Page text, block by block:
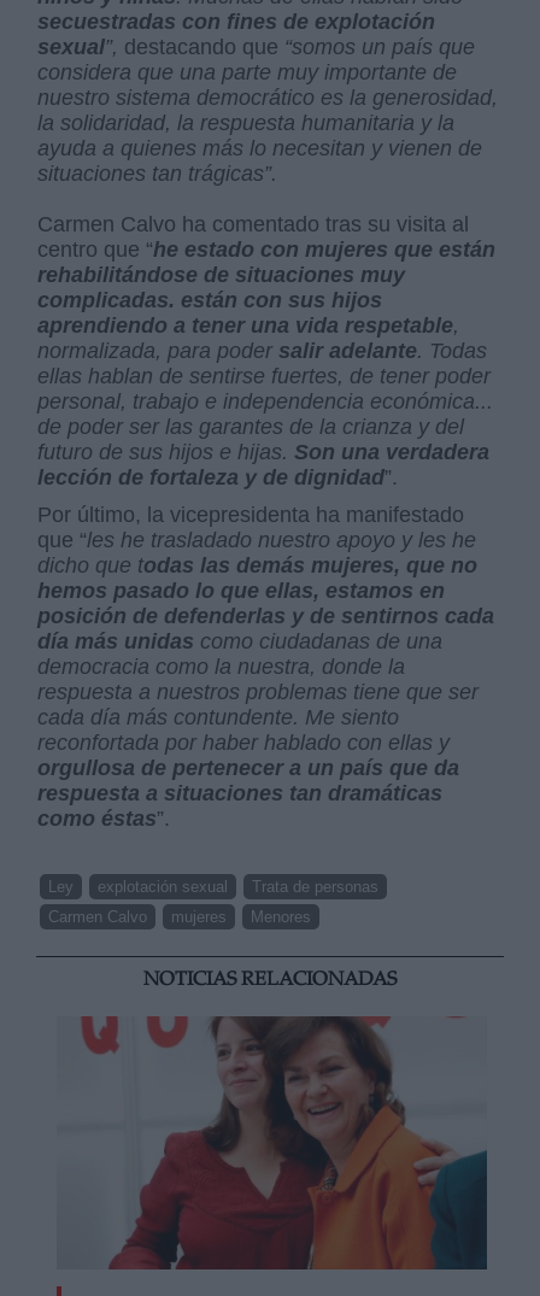
secuestradas con fines de explotación
sexual”, destacando que “somos un país que
considera que una parte muy importante de
nuestro sistema democrático es la generosidad,
la solidaridad, la respuesta humanitaria y la
ayuda a quienes más lo necesitan y vienen de
situaciones tan trágicas”.
Carmen Calvo ha comentado tras su visita al
centro que “he estado con mujeres que están
rehabilitándose de situaciones muy
complicadas. están con sus hijos
aprendiendo a tener una vida respetable,
normalizada, para poder salir adelante. Todas
ellas hablan de sentirse fuertes, de tener poder
personal, trabajo e independencia económica...
de poder ser las garantes de la crianza y del
futuro de sus hijos e hijas.Son una verdadera
lección de fortaleza y de dignidad”.
Por último, la vicepresidenta ha manifestado
que “les he trasladado nuestro apoyo y les he
dicho que todas las demás mujeres, que no
hemos pasado lo que ellas, estamos en
posición de defenderlas y de sentirnos cada
día más unidas como ciudadanas de una
democracia como la nuestra, donde la
respuesta a nuestros problemas tiene que ser
cada día más contundente. Me siento
reconfortada por haber hablado con ellas y
orgullosa de pertenecer a un país que da
respuesta a situaciones tan dramáticas
como éstas”.
Ley explotación sexual
Trata de personas
Carmen Calvo
mujeres Menores
NOTICIAS RELACIONADAS